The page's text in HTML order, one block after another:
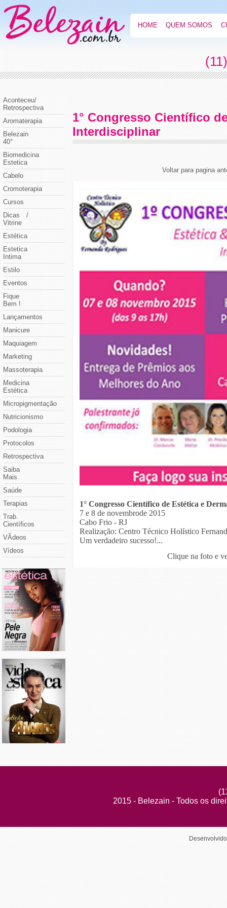
HOME QUEM SOMOS
Aconteceu/
Retrospectiva
Aromaterapia
Belezain
40°
Biomedicina
Estetica
Cabelo
Cromoterapia
Cursos
Dicas /
Vitrine
Estética
Estetica
Intima
Estilo
Eventos
Fique
Bem !
Lançamentos
Manicure
Maquiagem
Marketing
Massoterapia
Medicina
Estética
Micropigmentação
Nutricionismo
Podologia
Protocolos
Retrospectiva
Saiba
Mais
Saúde
Terapias
Trab.
Científicos
VÃ­deos
Vídeos
1° Congresso Científico
Interdisciplinar
Voltar para pagina
1° Congresso Científico de Estética e
7 e 8 de novembrode 2015
Cabo Frio - RJ
Realização: Centro Técnico Holístico
Um verdadeiro sucesso!...
Clique na foto e
2015 - Belezain - Todos os